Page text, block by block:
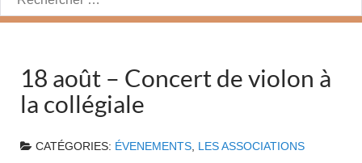
18 août – Concert de violon à
la collégiale
CATÉGORIES: ÉVENEMENTS, LES ASSOCIATIONS